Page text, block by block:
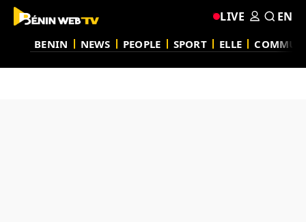
BENIN NEWS PEOPLE SPORT ELLE
LIVE EN